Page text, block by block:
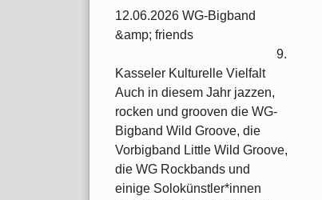
12.06.2026 WG-Bigband
&amp; friends
9.
Kasseler Kulturelle Vielfalt
Auch in diesem Jahr jazzen,
rocken und grooven die WG-
Bigband Wild Groove, die
Vorbigband Little Wild Groove,
die WG Rockbands und
einige Solokünstler*innen